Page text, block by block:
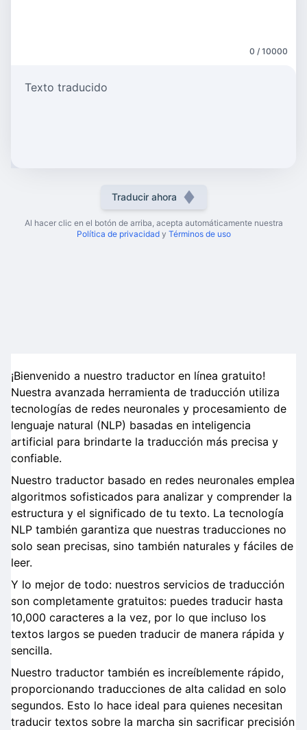
0 / 10000
Texto traducido
Traducir ahora
Al hacer clic en el botón de arriba, acepta automáticamente nuestra
Política de privacidad y Términos de uso
¡Bienvenido a nuestro traductor en línea gratuito!
Nuestra avanzada herramienta de traducción utiliza
tecnologías de redes neuronales y procesamiento de
lenguaje natural (NLP) basadas en inteligencia
artificial para brindarte la traducción más precisa y
confiable.
Nuestro traductor basado en redes neuronales emplea
algoritmos sofisticados para analizar y comprender la
estructura y el significado de tu texto. La tecnología
NLP también garantiza que nuestras traducciones no
solo sean precisas, sino también naturales y fáciles de
leer.
Y lo mejor de todo: nuestros servicios de traducción
son completamente gratuitos: puedes traducir hasta
10,000 caracteres a la vez, por lo que incluso los
textos largos se pueden traducir de manera rápida y
sencilla.
Nuestro traductor también es increíblemente rápido,
proporcionando traducciones de alta calidad en solo
segundos. Esto lo hace ideal para quienes necesitan
traducir textos sobre la marcha sin sacrificar precisión